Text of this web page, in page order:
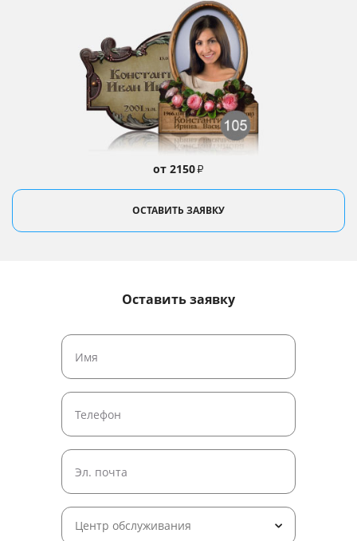
от 2150₽
ОСТАВИТЬ ЗАЯВКУ
Оставить заявку
Центр обслуживания